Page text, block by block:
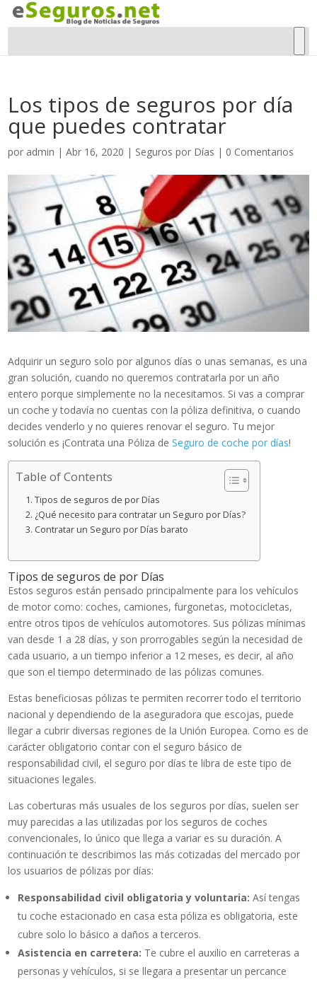
Los tipos de seguros por día
que puedes contratar
por admin |Abr 16, 2020 | Seguros por Días | 0 Comentarios
Adquirir un seguro solo por algunos días o unas semanas, es una
gran solución, cuando no queremos contratarla por un año
entero porque simplemente no la necesitamos. Si vas a comprar
un coche y todavía no cuentas con la póliza definitiva, o cuando
decides venderlo y no quieres renovar el seguro. Tu mejor
solución es ¡Contrata una Póliza deSeguro de coche por días!
Table of Contents
Tipos de seguros de por Días
¿Qué necesito para contratar un Seguro por Días?
Contratar un Seguro por Días barato
Tipos de seguros de por Días
Estos seguros están pensado principalmente para los vehículos
de motor como: coches, camiones, furgonetas, motocicletas,
entre otros tipos de vehículos automotores. Sus pólizas mínimas
van desde 1 a 28 días, y son prorrogables según la necesidad de
cada usuario, a un tiempo inferior a 12 meses, es decir, al año
que son el tiempo determinado de las pólizas comunes.
Estas beneficiosas pólizas te permiten recorrer todo el territorio
nacional y dependiendo de la aseguradora que escojas, puede
llegar a cubrir diversas regiones de la Unión Europea. Como es de
carácter obligatorio contar con el seguro básico de
responsabilidad civil, el seguro por días te libra de este tipo de
situaciones legales.
Las coberturas más usuales de los seguros por días, suelen ser
muy parecidas a las utilizadas por los seguros de coches
convencionales, lo único que llega a variar es su duración. A
continuación te describimos las más cotizadas del mercado por
los usuarios de pólizas por días:
Responsabilidad civil obligatoria y voluntaria: Así tengas
tu coche estacionado en casa esta póliza es obligatoria, este
cubre solo lo básico a daños a terceros.
Asistencia en carretera: Te cubre el auxilio en carreteras a
personas y vehículos, si se llegara a presentar un percance